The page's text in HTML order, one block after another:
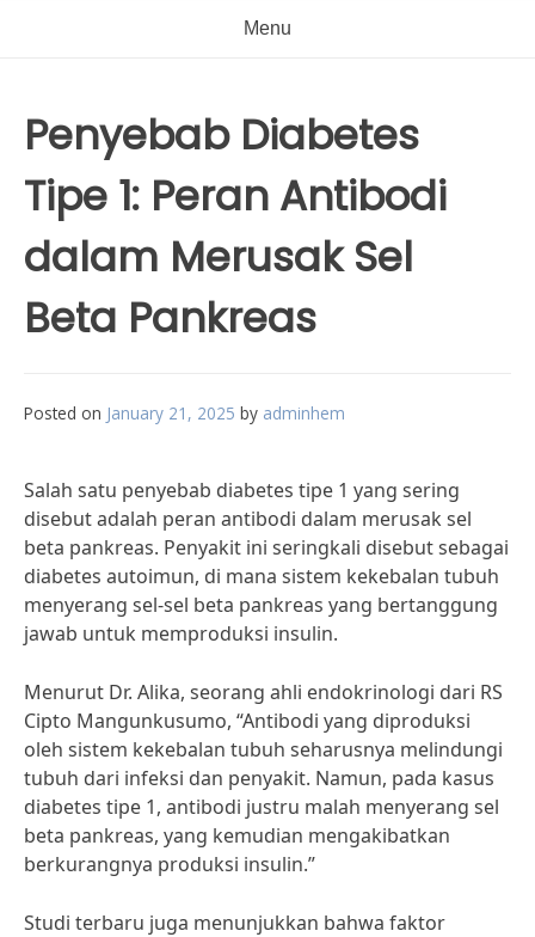
Menu
Penyebab Diabetes
Tipe 1: Peran Antibodi
dalam Merusak Sel
Beta Pankreas
Posted on January 21, 2025 by adminhem
Salah satu penyebab diabetes tipe 1 yang sering
disebut adalah peran antibodi dalam merusak sel
beta pankreas. Penyakit ini seringkali disebut sebagai
diabetes autoimun, di mana sistem kekebalan tubuh
menyerang sel-sel beta pankreas yang bertanggung
jawab untuk memproduksi insulin.
Menurut Dr. Alika, seorang ahli endokrinologi dari RS
Cipto Mangunkusumo, “Antibodi yang diproduksi
oleh sistem kekebalan tubuh seharusnya melindungi
tubuh dari infeksi dan penyakit. Namun, pada kasus
diabetes tipe 1, antibodi justru malah menyerang sel
beta pankreas, yang kemudian mengakibatkan
berkurangnya produksi insulin.”
Studi terbaru juga menunjukkan bahwa faktor